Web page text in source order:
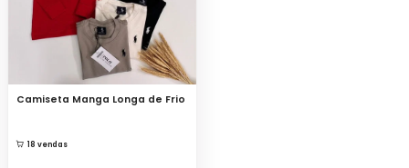
Camiseta Manga Longa de Frio
18 vendas